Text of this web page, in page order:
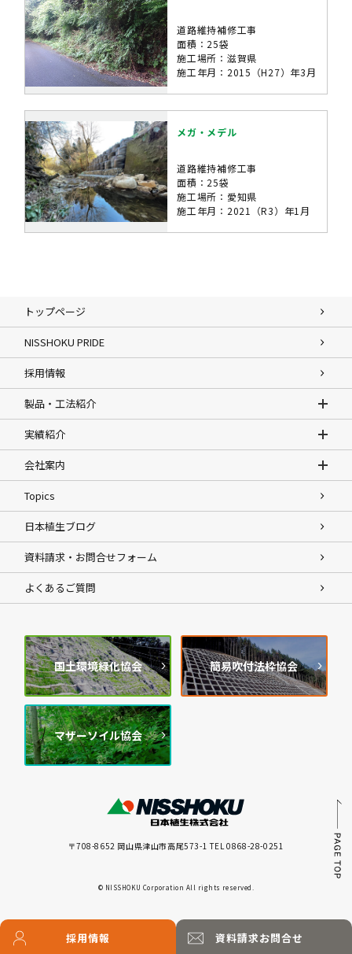
採用情報 資料請求お問合せ
道路維持補修工事
面積：25袋
施工場所：滋賀県
施工年月：2015（H27）年3月
メガ・メデル
道路維持補修工事
面積：25袋
施工場所：愛知県
施工年月：2021（R3）年1月
トップページ
NISSHOKU PRIDE
採用情報
製品・工法紹介
実績紹介
会社案内
Topics
日本植生ブログ
資料請求・お問合せフォーム
よくあるご質問
国土環境緑化協会 簡易吹付法枠協会
マザーソイル協会
〒708-8652 岡山県津山市高尾573-1 TEL 0868-28-0251
© NISSHOKU Corporation All rights reserved.